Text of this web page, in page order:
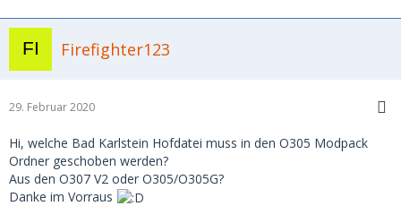
Firefighter123
29. Februar 2020
Hi, welche Bad Karlstein Hofdatei muss in den O305 Modpack
Ordner geschoben werden?
Aus den O307 V2 oder O305/O305G?
Danke im Vorraus